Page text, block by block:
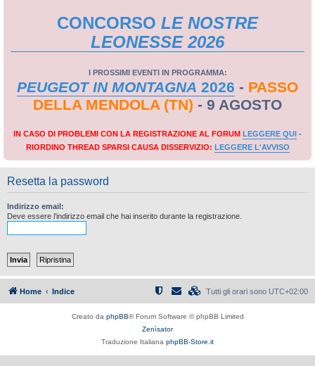
CONCORSO LE NOSTRE
LEONESSE 2026
I PROSSIMI EVENTI IN PROGRAMMA:
PEUGEOT IN MONTAGNA 2026 - PASSO
DELLA MENDOLA (TN) - 9 AGOSTO
IN CASO DI PROBLEMI CON LA REGISTRAZIONE AL FORUM LEGGERE QUI -
RIORDINO THREAD SPARSI CAUSA DISSERVIZIO: LEGGERE L'AVVISO
Resetta la password
Indirizzo email:
Deve essere l’indirizzo email che hai inserito durante la registrazione.
Home Indice Tutti gli orari sono UTC+02:00
Creato da phpBB® Forum Software © phpBB Limited
Zenìsator
Traduzione Italiana phpBB-Store.it